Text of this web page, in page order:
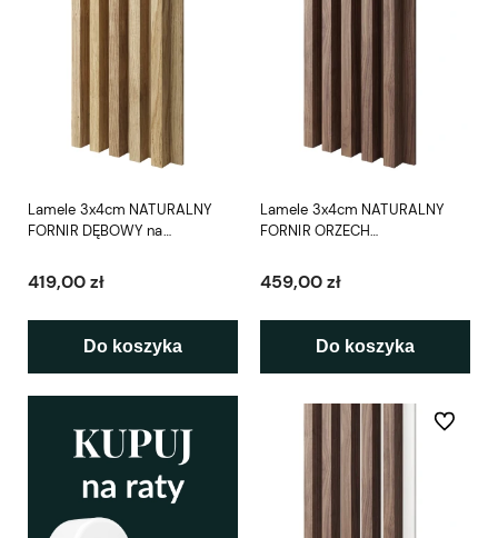
Lamele 3x4cm NATURALNY
FORNIR DĘBOWY na
419,00 zł
Do koszyka
Lamele 3x4cm NATURALNY
FORNIR ORZECH
płycie L3D
459,00 zł
Do koszyka
Do